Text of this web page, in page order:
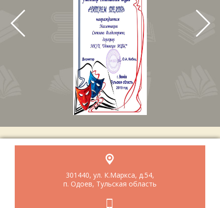
301440, ул. К.Маркса, д.54,
п. Одоев, Тульская область